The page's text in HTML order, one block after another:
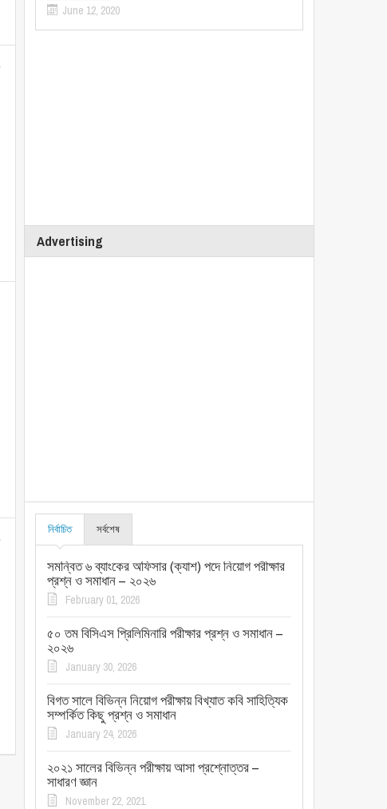
June 12, 2020
Advertising
নির্বাচিত সর্বশেষ
সমন্বিত ৬ ব্যাংকের অফিসার (ক্যাশ) পদে নিয়োগ পরীক্ষার
প্রশ্ন ও সমাধান – ২০২৬
February 01, 2026
৫০ তম বিসিএস প্রিলিমিনারি পরীক্ষার প্রশ্ন ও সমাধান –
২০২৬
January 30, 2026
বিগত সালে বিভিন্ন নিয়োগ পরীক্ষায় বিখ্যাত কবি সাহিত্যিক
সম্পর্কিত কিছু প্রশ্ন ও সমাধান
January 24, 2026
২০২১ সালের বিভিন্ন পরীক্ষায় আসা প্রশ্নোত্তর –
সাধারণ জ্ঞান
November 22, 2021